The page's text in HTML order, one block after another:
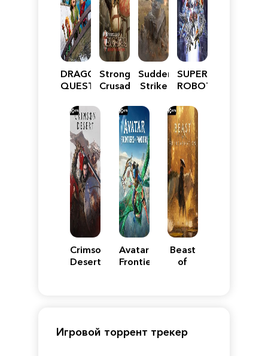
DRAGON
QUEST
Reimagined
Stronghold
Crusader:
Edition
Sudden
Strike
SUPER
ROBOT
Y
Crimson
Desert
Avatar:
Frontiers
Beast
of
Игровой торрент трекер